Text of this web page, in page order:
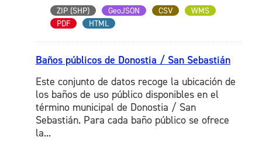
ZIP (SHP) GeoJSON CSV
WMS
PDF
HTML
Baños públicos de Donostia / San Sebastián
Este conjunto de datos recoge la ubicación de
los baños de uso público disponibles en el
término municipal de Donostia / San
Sebastián. Para cada baño público se ofrece
la...